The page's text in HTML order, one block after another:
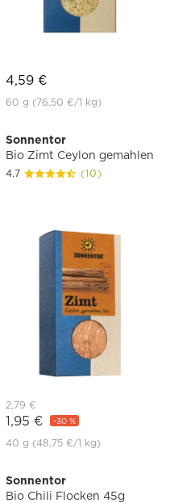
4,59 €
60 g (76,50 €/1 kg)
Sonnentor
Bio Zimt Ceylon gemahlen
4.7 (10)
2,79 €
1,95 € -30 %
40 g (48,75 €/1 kg)
Sonnentor
Bio Chili Flocken 45g